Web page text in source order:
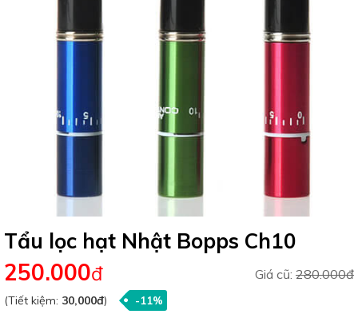
Tẩu lọc hạt Nhật Bopps Ch10
Giá cũ: 280.000đ
250.000đ
(Tiết kiệm: 30,000đ) -11%